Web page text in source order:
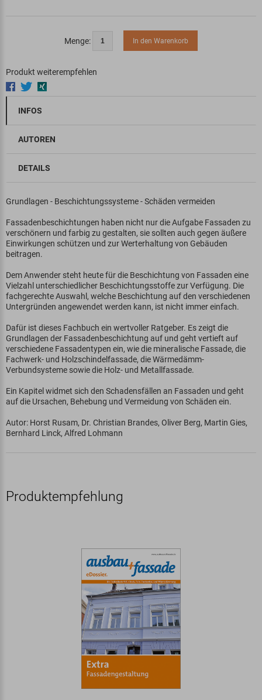
Menge: In den Warenkorb
Produkt weiterempfehlen
INFOS
AUTOREN
DETAILS
Grundlagen - Beschichtungssysteme - Schäden vermeiden
Fassadenbeschichtungen haben nicht nur die Aufgabe Fassaden zu
verschönern und farbig zu gestalten, sie sollten auch gegen äußere
Einwirkungen schützen und zur Werterhaltung von Gebäuden
beitragen.
Dem Anwender steht heute für die Beschichtung von Fassaden eine
Vielzahl unterschiedlicher Beschichtungsstoffe zur Verfügung. Die
fachgerechte Auswahl, welche Beschichtung auf den verschiedenen
Untergründen angewendet werden kann, ist nicht immer einfach.
Dafür ist dieses Fachbuch ein wertvoller Ratgeber. Es zeigt die
Grundlagen der Fassadenbeschichtung auf und geht vertieft auf
verschiedene Fassadentypen ein, wie die mineralische Fassade, die
Fachwerk- und Holzschindelfassade, die Wärmedämm-
Verbundsysteme sowie die Holz- und Metallfassade.
Ein Kapitel widmet sich den Schadensfällen an Fassaden und geht
auf die Ursachen, Behebung und Vermeidung von Schäden ein.
Autor: Horst Rusam, Dr. Christian Brandes, Oliver Berg, Martin Gies,
Bernhard Linck, Alfred Lohmann
Produktempfehlung